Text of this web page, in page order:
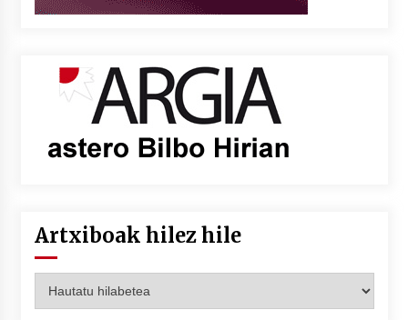
Artxiboak hilez hile
hilez